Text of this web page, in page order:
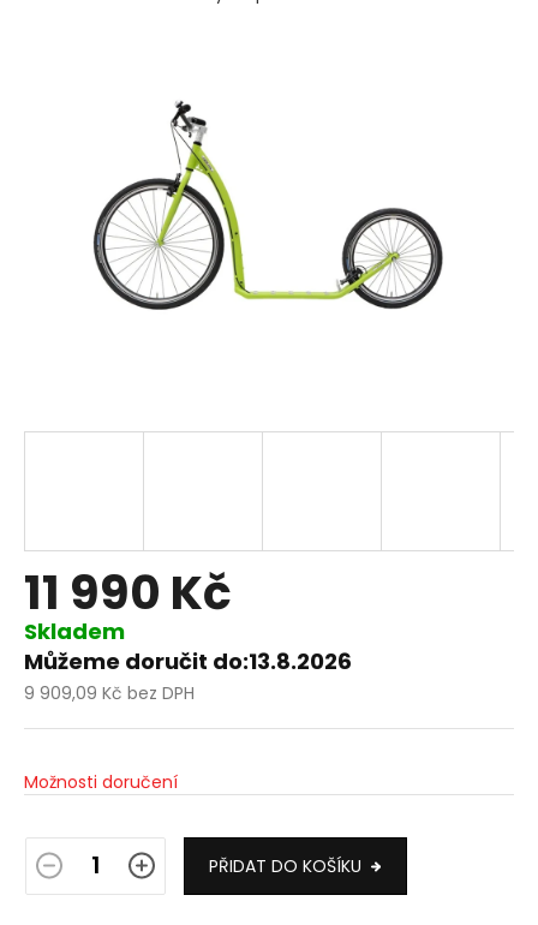
11 990 Kč
Skladem
Můžeme doručit do:13.8.2026
9 909,09 Kč bez DPH
Měrná
Možnosti doručení
PŘIDAT DO KOŠÍKU